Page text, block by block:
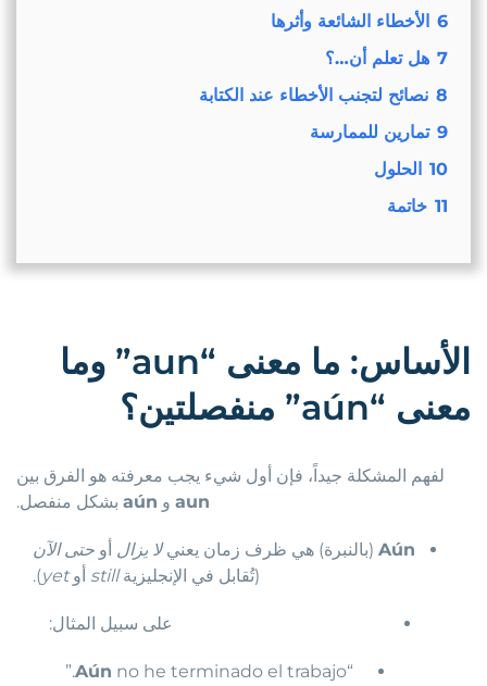
6
الأخطاء الشائعة وأثرها
7
هل تعلم أن…؟
8
نصائح لتجنب الأخطاء عند الكتابة
9 تمارين للممارسة
10
الحلول
11
خاتمة
الأساس: ما معنى “aun” وما
معنى “aún” منفصلتين؟
لفهم المشكلة جيداً، فإن أول شيء يجب معرفته هو الفرق بين
aunو aúnبشكل منفصل.
Aún(بالنبرة) هي ظرف زمان يعنيلا يزال أو حتى الآن
(تُقابل في الإنجليزيةstillأوyet
).
على سبيل المثال:
Aún
no he terminado el trabajo.”